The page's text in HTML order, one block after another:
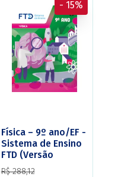
Física – 9º ano/EF -
Sistema de Ensino
FTD (Versão
adaptada Christus).
R$ 288,12
- 15%